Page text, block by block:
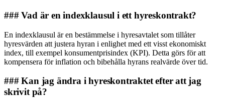
### Vad är en indexklausul i ett hyreskontrakt?
En indexklausul är en bestämmelse i hyresavtalet som tillåter
hyresvärden att justera hyran i enlighet med ett visst ekonomiskt
index, till exempel konsumentprisindex (KPI). Detta görs för att
kompensera för inflation och bibehålla hyrans realvärde över tid.
### Kan jag ändra i hyreskontraktet efter att jag
skrivit på?